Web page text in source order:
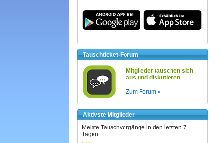
Tauschticket-Forum
Mitglieder tauschen sich
aus und diskutieren.
Zum Forum »
Aktivste Mitglieder
Meiste Tauschvorgänge in den letzten 7
Tagen: